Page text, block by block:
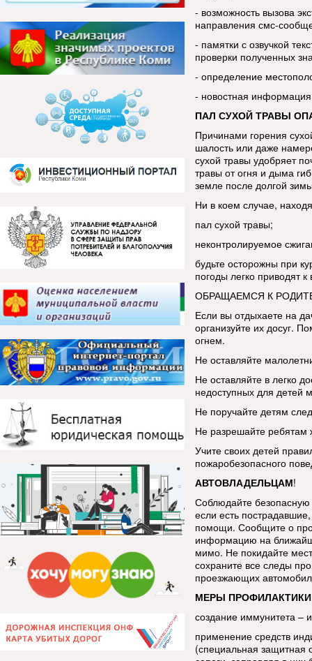
- возможность вызова
направления смс-
- памятки с озвучкой
проверки полученных
- определение
- новостная
ПАЛ СУХОЙ ТРАВЫ
Причинами горения
шалость или даже
сухой травы удобряет
травы от огня и дыма
земле после долгой
Ни в коем случае,
пал сухой травы;
неконтролируемое
будьте осторожны при
погоды легко приводят
ОБРАЩАЕМСЯ К
Если вы отдыхаете на
организуйте их досуг.
огнем.
Не оставляйте
Не оставляйте в легко
недоступных для детей
Не поручайте детям
Не разрешайте ребятам
Учите своих детей
пожаробезопасного
АВТОВЛАДЕЛЬЦАМ!
Соблюдайте
если есть
помощи. Сообщите о
информацию на
мимо. Не покидайте
сохраните все следы
проезжающих
МЕРЫ
создание иммунитета –
применение средств
(специальная защитная